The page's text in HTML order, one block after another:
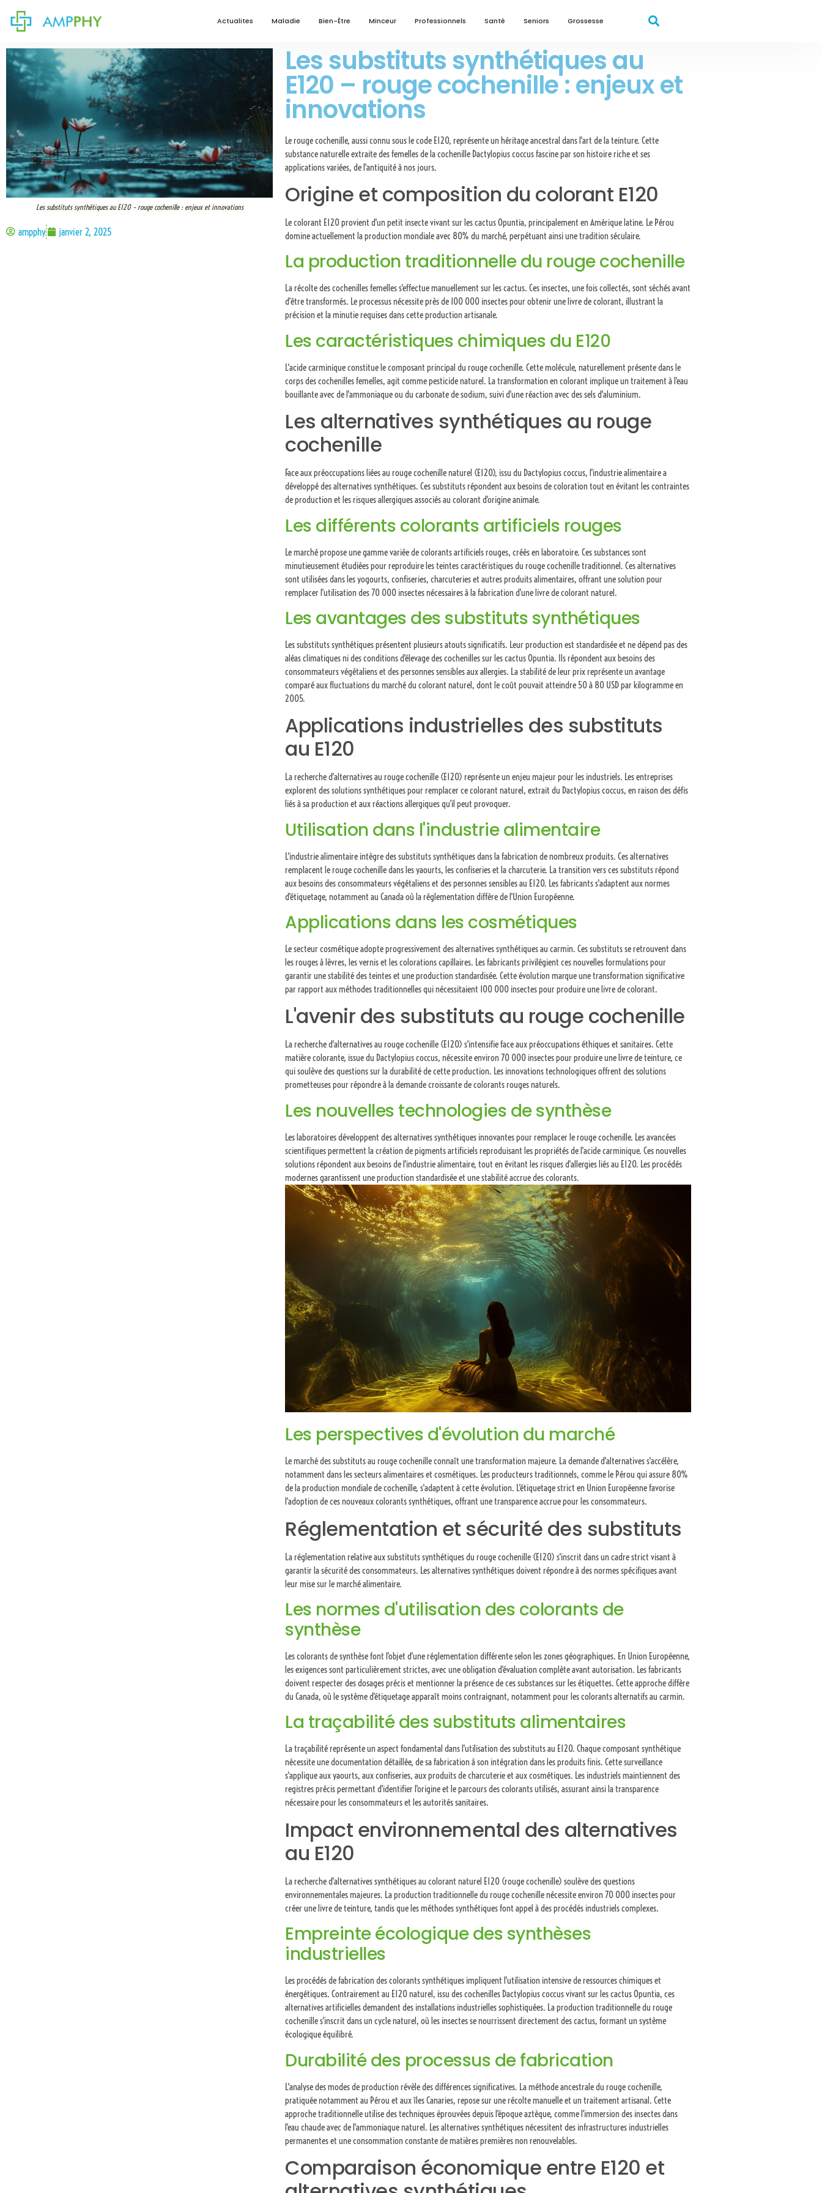
Actualites Maladie Bien-Être Minceur Professionnels Santé Seniors Grossesse
Les substituts synthétiques au E120 – rouge cochenille : enjeux et innovations
ampphy janvier 2, 2025
Les substituts synthétiques au
E120 – rouge cochenille : enjeux et
innovations
Le rouge cochenille, aussi connu sous le code E120, représente un héritage ancestral dans l'art de la teinture. Cette
substance naturelle extraite des femelles de la cochenille Dactylopius coccus fascine par son histoire riche et ses
applications variées, de l'antiquité à nos jours.
Origine et composition du colorant E120
Le colorant E120 provient d'un petit insecte vivant sur les cactus Opuntia, principalement en Amérique latine. Le Pérou
domine actuellement la production mondiale avec 80% du marché, perpétuant ainsi une tradition séculaire.
La production traditionnelle du rouge cochenille
La récolte des cochenilles femelles s'effectue manuellement sur les cactus. Ces insectes, une fois collectés, sont séchés avant
d'être transformés. Le processus nécessite près de 100 000 insectes pour obtenir une livre de colorant, illustrant la
précision et la minutie requises dans cette production artisanale.
Les caractéristiques chimiques du E120
L'acide carminique constitue le composant principal du rouge cochenille. Cette molécule, naturellement présente dans le
corps des cochenilles femelles, agit comme pesticide naturel. La transformation en colorant implique un traitement à l'eau
bouillante avec de l'ammoniaque ou du carbonate de sodium, suivi d'une réaction avec des sels d'aluminium.
Les alternatives synthétiques au rouge
cochenille
Face aux préoccupations liées au rouge cochenille naturel (E120), issu du Dactylopius coccus, l'industrie alimentaire a
développé des alternatives synthétiques. Ces substituts répondent aux besoins de coloration tout en évitant les contraintes
de production et les risques allergiques associés au colorant d'origine animale.
Les différents colorants artificiels rouges
Le marché propose une gamme variée de colorants artificiels rouges, créés en laboratoire. Ces substances sont
minutieusement étudiées pour reproduire les teintes caractéristiques du rouge cochenille traditionnel. Ces alternatives
sont utilisées dans les yogourts, confiseries, charcuteries et autres produits alimentaires, offrant une solution pour
remplacer l'utilisation des 70 000 insectes nécessaires à la fabrication d'une livre de colorant naturel.
Les avantages des substituts synthétiques
Les substituts synthétiques présentent plusieurs atouts significatifs. Leur production est standardisée et ne dépend pas des
aléas climatiques ni des conditions d'élevage des cochenilles sur les cactus Opuntia. Ils répondent aux besoins des
consommateurs végétaliens et des personnes sensibles aux allergies. La stabilité de leur prix représente un avantage
comparé aux fluctuations du marché du colorant naturel, dont le coût pouvait atteindre 50 à 80 USD par kilogramme en
2005.
Applications industrielles des substituts
au E120
La recherche d'alternatives au rouge cochenille (E120) représente un enjeu majeur pour les industriels. Les entreprises
explorent des solutions synthétiques pour remplacer ce colorant naturel, extrait du Dactylopius coccus, en raison des défis
liés à sa production et aux réactions allergiques qu'il peut provoquer.
Utilisation dans l'industrie alimentaire
L'industrie alimentaire intègre des substituts synthétiques dans la fabrication de nombreux produits. Ces alternatives
remplacent le rouge cochenille dans les yaourts, les confiseries et la charcuterie. La transition vers ces substituts répond
aux besoins des consommateurs végétaliens et des personnes sensibles au E120. Les fabricants s'adaptent aux normes
d'étiquetage, notamment au Canada où la réglementation diffère de l'Union Européenne.
Applications dans les cosmétiques
Le secteur cosmétique adopte progressivement des alternatives synthétiques au carmin. Ces substituts se retrouvent dans
les rouges à lèvres, les vernis et les colorations capillaires. Les fabricants privilégient ces nouvelles formulations pour
garantir une stabilité des teintes et une production standardisée. Cette évolution marque une transformation significative
par rapport aux méthodes traditionnelles qui nécessitaient 100 000 insectes pour produire une livre de colorant.
L'avenir des substituts au rouge cochenille
La recherche d'alternatives au rouge cochenille (E120) s'intensifie face aux préoccupations éthiques et sanitaires. Cette
matière colorante, issue du Dactylopius coccus, nécessite environ 70 000 insectes pour produire une livre de teinture, ce
qui soulève des questions sur la durabilité de cette production. Les innovations technologiques offrent des solutions
prometteuses pour répondre à la demande croissante de colorants rouges naturels.
Les nouvelles technologies de synthèse
Les laboratoires développent des alternatives synthétiques innovantes pour remplacer le rouge cochenille. Les avancées
scientifiques permettent la création de pigments artificiels reproduisant les propriétés de l'acide carminique. Ces nouvelles
solutions répondent aux besoins de l'industrie alimentaire, tout en évitant les risques d'allergies liés au E120. Les procédés
modernes garantissent une production standardisée et une stabilité accrue des colorants.
Les perspectives d'évolution du marché
Le marché des substituts au rouge cochenille connaît une transformation majeure. La demande d'alternatives s'accélère,
notamment dans les secteurs alimentaires et cosmétiques. Les producteurs traditionnels, comme le Pérou qui assure 80%
de la production mondiale de cochenille, s'adaptent à cette évolution. L'étiquetage strict en Union Européenne favorise
l'adoption de ces nouveaux colorants synthétiques, offrant une transparence accrue pour les consommateurs.
Réglementation et sécurité des substituts
La réglementation relative aux substituts synthétiques du rouge cochenille (E120) s'inscrit dans un cadre strict visant à
garantir la sécurité des consommateurs. Les alternatives synthétiques doivent répondre à des normes spécifiques avant
leur mise sur le marché alimentaire.
Les normes d'utilisation des colorants de
synthèse
Les colorants de synthèse font l'objet d'une réglementation différente selon les zones géographiques. En Union Européenne,
les exigences sont particulièrement strictes, avec une obligation d'évaluation complète avant autorisation. Les fabricants
doivent respecter des dosages précis et mentionner la présence de ces substances sur les étiquettes. Cette approche diffère
du Canada, où le système d'étiquetage apparaît moins contraignant, notamment pour les colorants alternatifs au carmin.
La traçabilité des substituts alimentaires
La traçabilité représente un aspect fondamental dans l'utilisation des substituts au E120. Chaque composant synthétique
nécessite une documentation détaillée, de sa fabrication à son intégration dans les produits finis. Cette surveillance
s'applique aux yaourts, aux confiseries, aux produits de charcuterie et aux cosmétiques. Les industriels maintiennent des
registres précis permettant d'identifier l'origine et le parcours des colorants utilisés, assurant ainsi la transparence
nécessaire pour les consommateurs et les autorités sanitaires.
Impact environnemental des alternatives
au E120
La recherche d'alternatives synthétiques au colorant naturel E120 (rouge cochenille) soulève des questions
environnementales majeures. La production traditionnelle du rouge cochenille nécessite environ 70 000 insectes pour
créer une livre de teinture, tandis que les méthodes synthétiques font appel à des procédés industriels complexes.
Empreinte écologique des synthèses
industrielles
Les procédés de fabrication des colorants synthétiques impliquent l'utilisation intensive de ressources chimiques et
énergétiques. Contrairement au E120 naturel, issu des cochenilles Dactylopius coccus vivant sur les cactus Opuntia, ces
alternatives artificielles demandent des installations industrielles sophistiquées. La production traditionnelle du rouge
cochenille s'inscrit dans un cycle naturel, où les insectes se nourrissent directement des cactus, formant un système
écologique équilibré.
Durabilité des processus de fabrication
L'analyse des modes de production révèle des différences significatives. La méthode ancestrale du rouge cochenille,
pratiquée notamment au Pérou et aux îles Canaries, repose sur une récolte manuelle et un traitement artisanal. Cette
approche traditionnelle utilise des techniques éprouvées depuis l'époque aztèque, comme l'immersion des insectes dans
l'eau chaude avec de l'ammoniaque naturel. Les alternatives synthétiques nécessitent des infrastructures industrielles
permanentes et une consommation constante de matières premières non renouvelables.
Comparaison économique entre E120 et